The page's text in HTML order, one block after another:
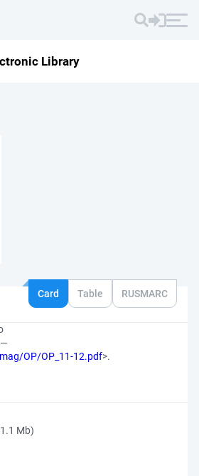
Library
Card Table RUSMARC
OP/OP_11-12.pdf>.
Mb)